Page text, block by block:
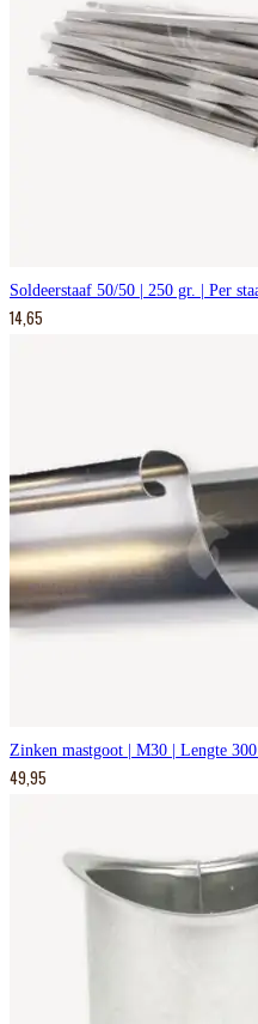
Soldeerstaaf 50/50 | 250 gr. | Per
14,65
Zinken mastgoot | M30 | Lengte
49,95